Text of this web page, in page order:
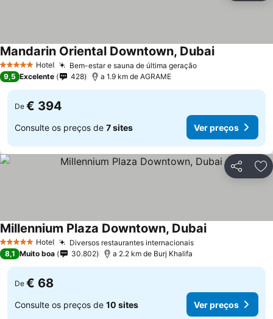
5 Estrelas Hotel Bem-estar e sauna de última geraçãoVer preços
Mandarin Oriental Downtown, DubaiVer preços
9,5 Excelente 428 a 1.9 km de AGRAME
De € 394
Consulte os preços de 7 sites Ver preços
Partilhar
5 Estrelas Hotel Diversos restaurantes internacionaisVer preços
Millennium Plaza Downtown, DubaiVer preços
8,1 Muito boa 30.802 a 2.2 km de Burj Khalifa
De € 68
Consulte os preços de 10 sites Ver preços